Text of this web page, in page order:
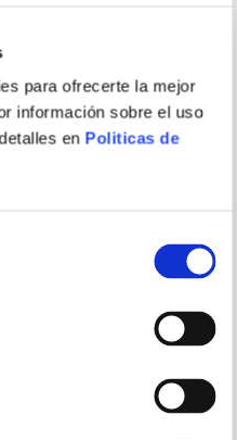
para ofrecerte la mejor
información sobre el uso
en Politicas de